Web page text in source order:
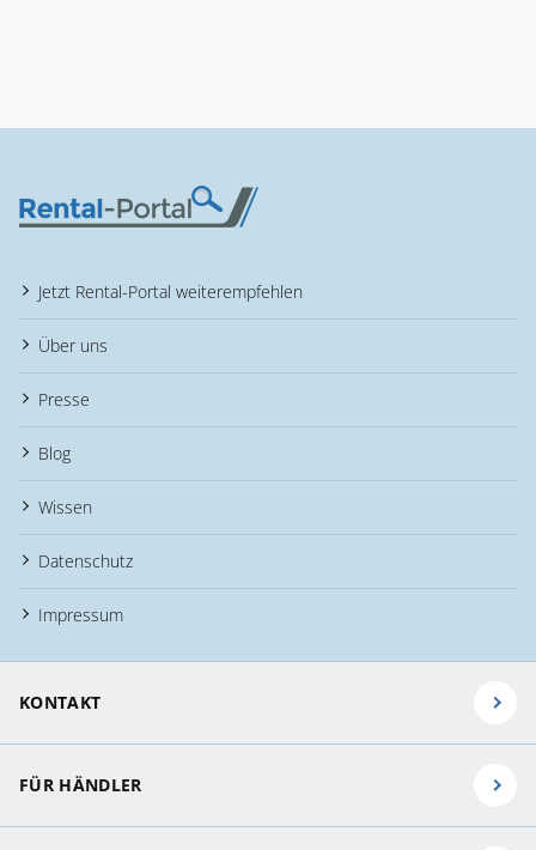
Jetzt Rental-Portal weiterempfehlen
Über uns
Presse
Blog
Wissen
Datenschutz
Impressum
KONTAKT
FÜR HÄNDLER